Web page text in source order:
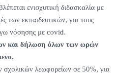
ενισχυτική διδασκαλία με
των εκπαιδευτικών, για τους
νόσησης με covid.
και δήλωση όλων των ωρών
λεωφορείων σε 50%, για